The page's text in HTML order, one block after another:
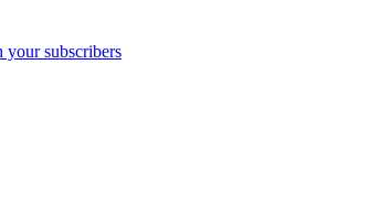
your subscribers